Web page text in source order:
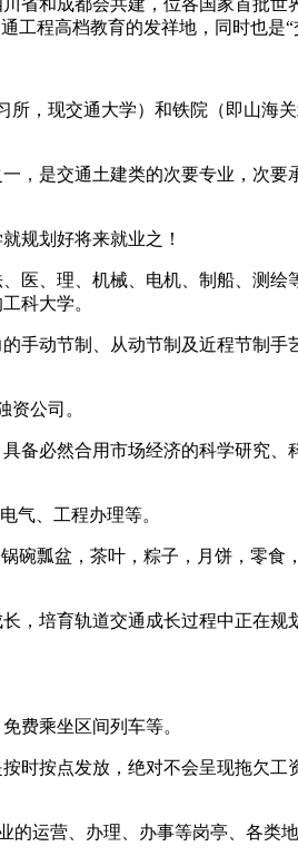
程高档教育的发祥地，同时也是“
，现交通大学）和铁院（即山海
是交通土建类的次要专业，次要
规划好将来就业之！
、理、机械、电机、制船、测绘
科大学。
动节制、从动节制及近程节制手
公司。
必然合用市场经济的科学研究、
气、工程办理等。
瓢盆，茶叶，粽子，月饼，零食
培育轨道交通成长过程中正在规
费乘坐区间列车等。
按点发放，绝对不会呈现拖欠工
运营、办理、办事等岗亭、各类